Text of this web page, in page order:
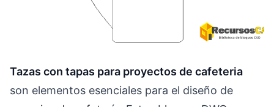
Tazas con tapas para proyectos de cafeteria
son elementos esenciales para el diseño de